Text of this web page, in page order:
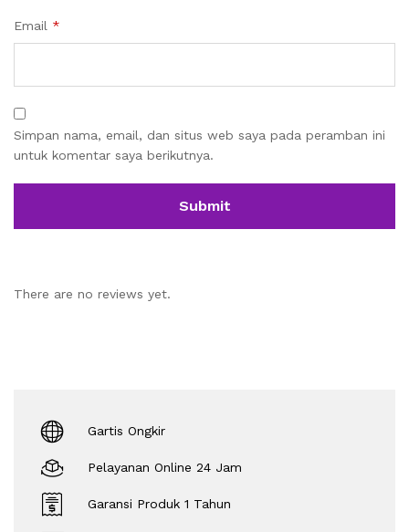
Email *
Simpan nama, email, dan situs web saya pada peramban ini
untuk komentar saya berikutnya.
There are no reviews yet.
Gartis Ongkir
Pelayanan Online 24 Jam
Garansi Produk 1 Tahun